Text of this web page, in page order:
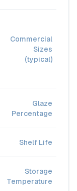
Commercial
Sizes
(typical)
Glaze
Percentage
Shelf Life
Storage
Temperature